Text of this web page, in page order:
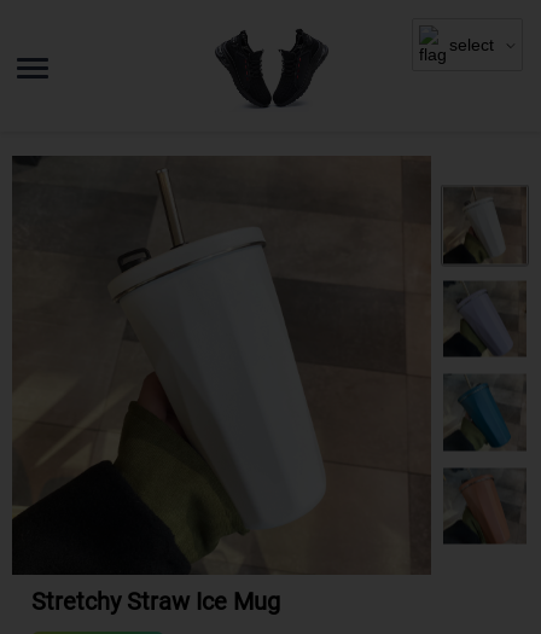
Stretchy Straw Ice Mug
select